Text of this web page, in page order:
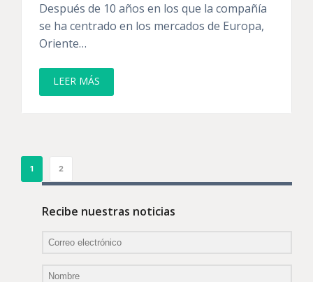
Después de 10 años en los que la compañía
se ha centrado en los mercados de Europa,
Oriente…
LEER MÁS
1 2
Recibe nuestras noticias